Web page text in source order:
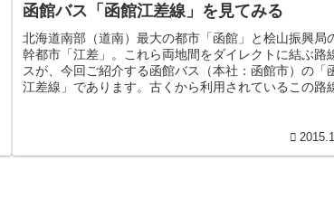
函館バス「函館江差線」を見てみる
北海道南部（道南）最大の都市「函館」と桧山振興局
幹都市「江差」。これら両地間をダイレクトに結ぶ路
スが、今回ご紹介する函館バス（本社：函館市）の「
江差線」であります。古くから利用されているこの路